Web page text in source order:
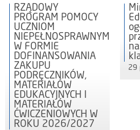
RZĄDOWY
PROGRAM POMOCY
UCZNIOM
NIEPEŁNOSPRAWNYM
W FORMIE
DOFINANSOWANIA
ZAKUPU
PODRĘCZNIKÓW,
MATERIAŁÓW
EDUKACYJNYCH I
MATERIAŁÓW
ĆWICZENIOWYCH W
ROKU 2026/2027
29